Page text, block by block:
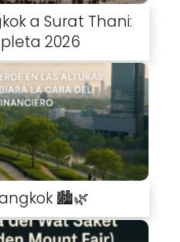
a Surat Thani:
2026
🏙️🌿